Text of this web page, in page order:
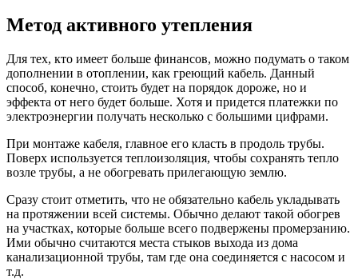
Метод активного утепления
Для тех, кто имеет больше финансов, можно подумать о таком
дополнении в отоплении, как греющий кабель. Данный
способ, конечно, стоить будет на порядок дороже, но и
эффекта от него будет больше. Хотя и придется платежки по
электроэнергии получать несколько с большими цифрами.
При монтаже кабеля, главное его класть в продоль трубы.
Поверх используется теплоизоляция, чтобы сохранять тепло
возле трубы, а не обогревать прилегающую землю.
Сразу стоит отметить, что не обязательно кабель укладывать
на протяжении всей системы. Обычно делают такой обогрев
на участках, которые больше всего подвержены промерзанию.
Ими обычно считаются места стыков выхода из дома
канализационной трубы, там где она соединяется с насосом и
т.д.